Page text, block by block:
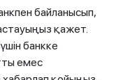
байланысып,
қажет.
банкке
емес